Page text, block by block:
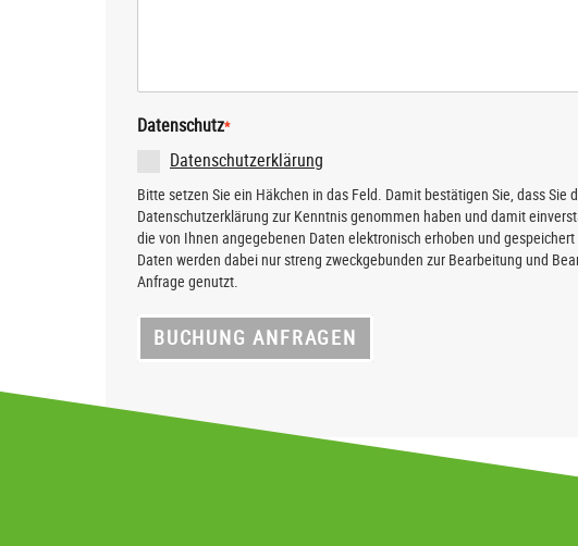
Datenschutz*
Datenschutzerklärung
Bitte setzen Sie ein Häkchen in das Feld. Damit bestätigen Sie, dass Sie
Datenschutzerklärung zur Kenntnis genommen haben und damit
die von Ihnen angegebenen Daten elektronisch erhoben und
Daten werden dabei nur streng zweckgebunden zur Bearbeitung und
Anfrage genutzt.
BUCHUNG ANFRAGEN